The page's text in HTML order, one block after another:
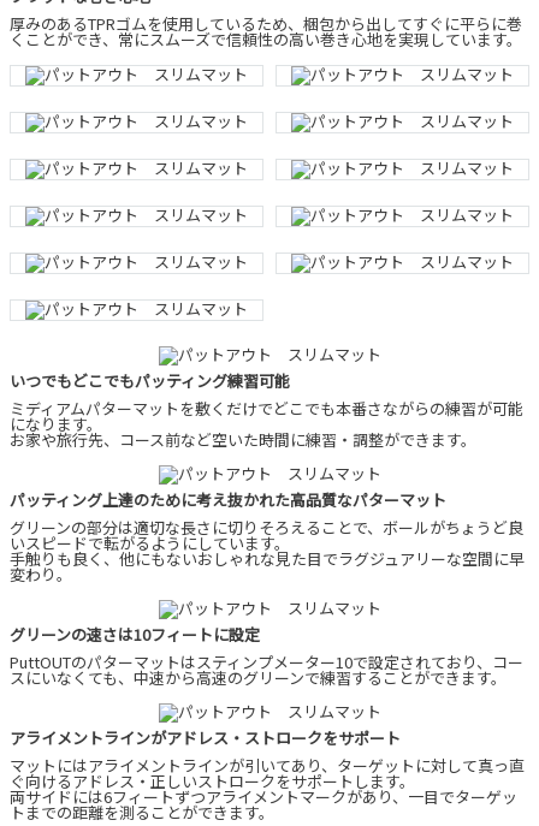
厚みのあるTPRゴムを使用しているため、梱包から出してすぐに平らに巻
くことができ、常にスムーズで信頼性の高い巻き心地を実現しています。
いつでもどこでもパッティング練習可能
ミディアムパターマットを敷くだけでどこでも本番さながらの練習が可能
になります。
お家や旅行先、コース前など空いた時間に練習・調整ができます。
パッティング上達のために考え抜かれた高品質なパターマット
グリーンの部分は適切な長さに切りそろえることで、ボールがちょうど良
いスピードで転がるようにしています。
手触りも良く、他にもないおしゃれな見た目でラグジュアリーな空間に早
変わり。
グリーンの速さは10フィートに設定
PuttOUTのパターマットはスティンプメーター10で設定されており、コー
スにいなくても、中速から高速のグリーンで練習することができます。
アライメントラインがアドレス・ストロークをサポート
マットにはアライメントラインが引いてあり、ターゲットに対して真っ直
ぐ向けるアドレス・正しいストロークをサポートします。
両サイドには6フィートずつアライメントマークがあり、一目でターゲッ
トまでの距離を測ることができます。